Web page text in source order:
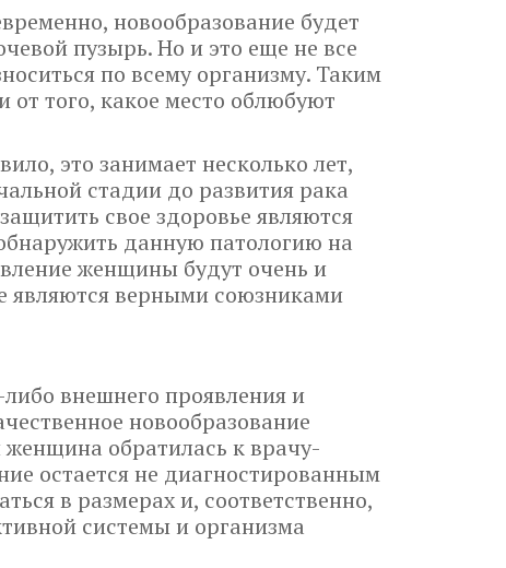
новообразование будет
пузырь. Но и это еще не все
по всему организму. Таким
от того, какое место облюбуют
это занимает несколько лет,
стадии до развития рака
свое здоровье являются
данную патологию на
женщины будут очень и
являются верными союзниками
внешнего проявления и
новообразование
женщина обратилась к врачу-
остается не диагностированным
в размерах и, соответственно,
системы и организма